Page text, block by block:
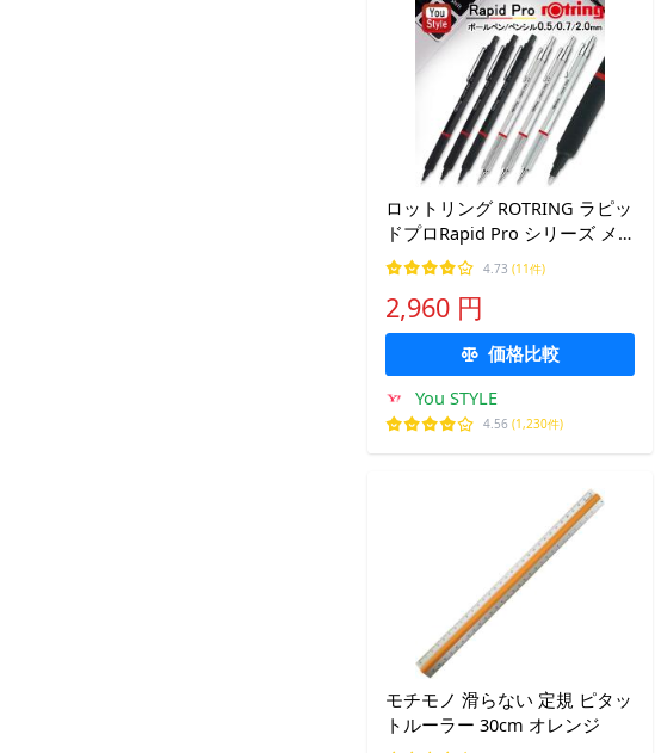
ロットリング ROTRING ラピッ
ドプロRapid Pro シリーズ メ
カニカル ペンシル 全4種類 ボ
ールペン2種類
4.73 (11件)
2,960 円
価格比較
You STYLE
4.56 (1,230件)
モチモノ 滑らない 定規 ピタッ
トルーラー 30cm オレンジ